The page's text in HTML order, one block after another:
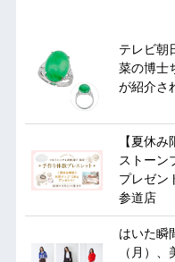
テレビ朝
菜の博士
が紹介さ
【夏休
ストーン
プレゼン
参道店
はいた瞬
（月）